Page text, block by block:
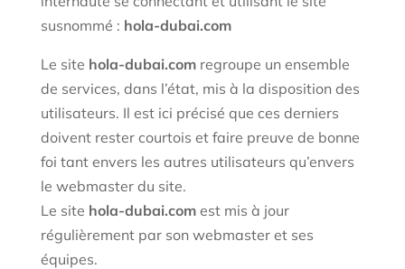
susnommé : hola-dubai.com
Le site hola-dubai.com regroupe un ensemble
de services, dans l’état, mis à la disposition des
utilisateurs. Il est ici précisé que ces derniers
doivent rester courtois et faire preuve de bonne
foi tant envers les autres utilisateurs qu’envers
le webmaster du site.
Le site hola-dubai.com est mis à jour
régulièrement par son webmaster et ses
équipes.